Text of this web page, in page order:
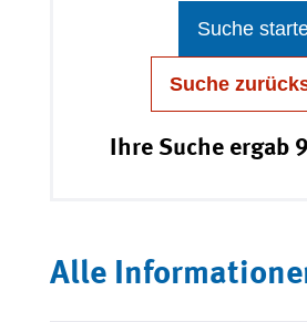
Suche
Suche
Ihre Suche ergab
Alle